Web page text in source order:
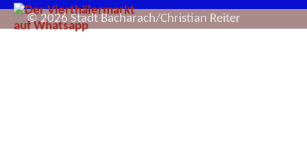
© 2026 Stadt Bacharach/Christian Reiter